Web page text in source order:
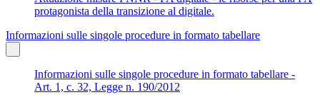
protagonista della transizione al digitale.
Informazioni sulle singole procedure in formato tabellare
Informazioni sulle singole procedure in formato tabellare -
Art. 1, c. 32, Legge n. 190/2012